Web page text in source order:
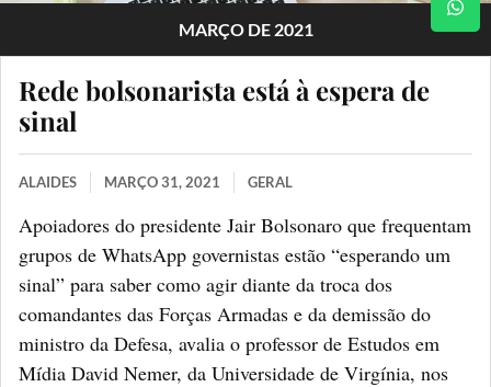
MARÇO DE 2021
Rede bolsonarista está à espera de
sinal
ALAIDES MARÇO 31, 2021 GERAL
Apoiadores do presidente Jair Bolsonaro que frequentam
grupos de WhatsApp governistas estão “esperando um
sinal” para saber como agir diante da troca dos
comandantes das Forças Armadas e da demissão do
ministro da Defesa, avalia o professor de Estudos em
Mídia David Nemer, da Universidade de Virgínia, nos